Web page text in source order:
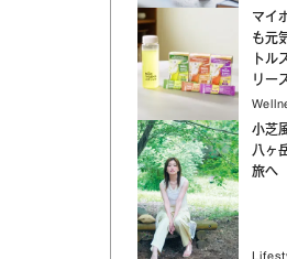
マイ
も元
トル
リー
小芝
八ヶ
旅へ